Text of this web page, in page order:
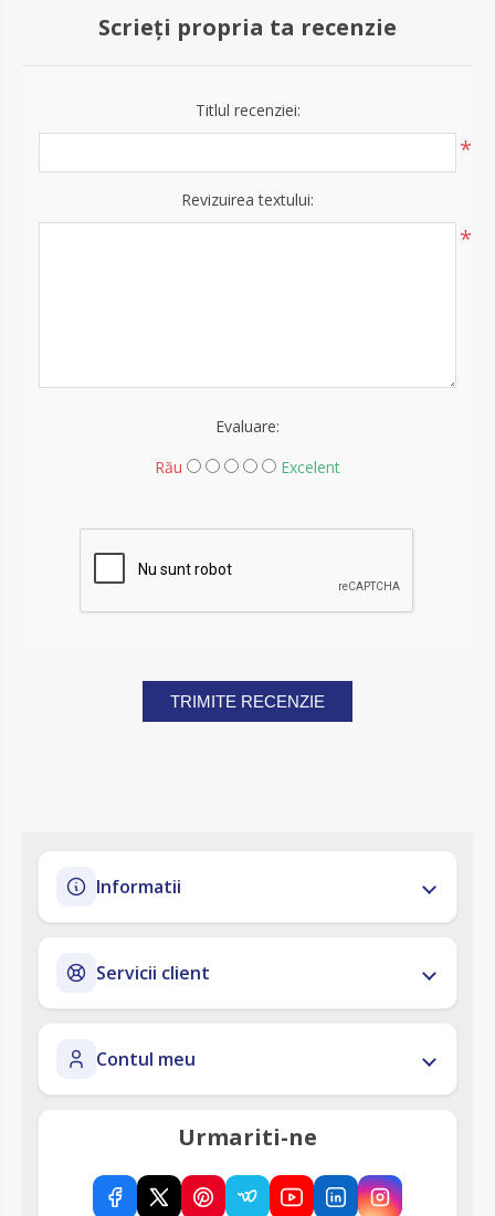
Scrieți propria ta recenzie
Titlul recenziei:
*
Revizuirea textului:
*
Evaluare:
Rău
Excelent
TRIMITE RECENZIE
Informatii
Servicii client
Contul meu
Urmariti-ne